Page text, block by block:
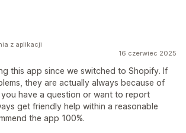
16 czerwiec 2025
this app since we switched to Shopify. If
they are actually always because of
you have a question or want to report
get friendly help within a reasonable
the app 100%.
z aplikacji